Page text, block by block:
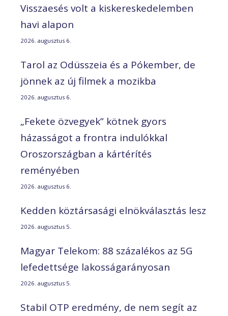
Visszaesés volt a kiskereskedelemben
havi alapon
2026. augusztus 6.
Tarol az Odüsszeia és a Pókember, de
jönnek az új filmek a mozikba
2026. augusztus 6.
„Fekete özvegyek” kötnek gyors
házasságot a frontra indulókkal
Oroszországban a kártérítés
reményében
2026. augusztus 6.
Kedden köztársasági elnökválasztás lesz
2026. augusztus 5.
Magyar Telekom: 88 százalékos az 5G
lefedettsége lakosságarányosan
2026. augusztus 5.
Stabil OTP eredmény, de nem segít az